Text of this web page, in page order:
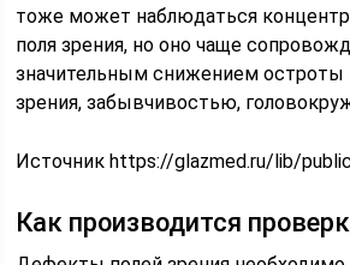
тоже может наблюдаться
поля зрения, но оно чаще
значительным снижением остроты
зрения, забывчивостью,
Источник https://glazmed.ru/lib/
Как производится